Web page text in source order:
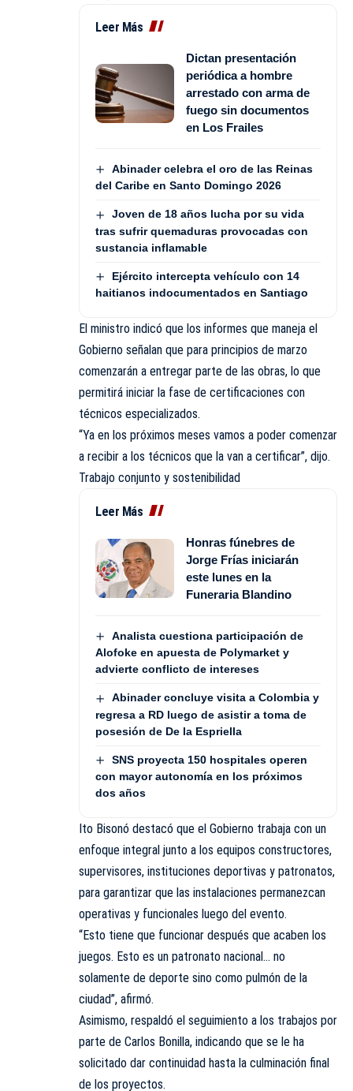
Leer Más
Dictan presentación
periódica a hombre
arrestado con arma de
fuego sin documentos
en Los Frailes
Abinader celebra el oro de las Reinas
del Caribe en Santo Domingo 2026
Joven de 18 años lucha por su vida
tras sufrir quemaduras provocadas con
sustancia inflamable
Ejército intercepta vehículo con 14
haitianos indocumentados en Santiago
El ministro indicó que los informes que maneja el
Gobierno señalan que para principios de marzo
comenzarán a entregar parte de las obras, lo que
permitirá iniciar la fase de certificaciones con
técnicos especializados.
“Ya en los próximos meses vamos a poder comenzar
a recibir a los técnicos que la van a certificar”, dijo.
Trabajo conjunto y sostenibilidad
Leer Más
Honras fúnebres de
Jorge Frías iniciarán
este lunes en la
Funeraria Blandino
Analista cuestiona participación de
Alofoke en apuesta de Polymarket y
advierte conflicto de intereses
Abinader concluye visita a Colombia y
regresa a RD luego de asistir a toma de
posesión de De la Espriella
SNS proyecta 150 hospitales operen
con mayor autonomía en los próximos
dos años
Ito Bisonó destacó que el Gobierno trabaja con un
enfoque integral junto a los equipos constructores,
supervisores, instituciones deportivas y patronatos,
para garantizar que las instalaciones permanezcan
operativas y funcionales luego del evento.
“Esto tiene que funcionar después que acaben los
juegos. Esto es un patronato nacional… no
solamente de deporte sino como pulmón de la
ciudad”, afirmó.
Asimismo, respaldó el seguimiento a los trabajos por
parte de Carlos Bonilla, indicando que se le ha
solicitado dar continuidad hasta la culminación final
de los proyectos.